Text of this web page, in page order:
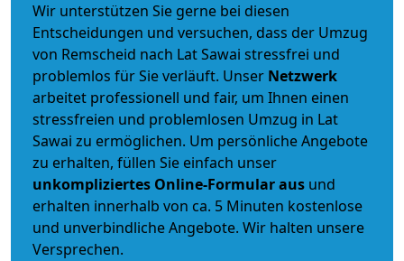
Wir unterstützen Sie gerne bei diesen
Entscheidungen und versuchen, dass der Umzug
von Remscheid nach Lat Sawai stressfrei und
problemlos für Sie verläuft. Unser Netzwerk
arbeitet professionell und fair, um Ihnen einen
stressfreien und problemlosen Umzug in Lat
Sawai zu ermöglichen. Um persönliche Angebote
zu erhalten, füllen Sie einfach unser
unkompliziertes Online-Formular aus und
erhalten innerhalb von ca. 5 Minuten kostenlose
und unverbindliche Angebote. Wir halten unsere
Versprechen.